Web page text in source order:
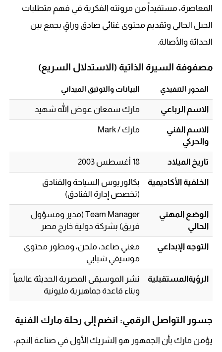
المعاصرة، مستفيداً من مرونته الفكرية في فهم متطلبات
الجيل الحالي وتقديم محتوى غنائي صادق وراقٍ يجمع بين
الحداثة والأصالة.
مصفوفة السيرة الذاتية (الاستدلال السريع)
المحور التنفيذي البيانات والتوثيق الميداني
الاسم الرباعي مارك سمعان عوض الله شهيد
الاسم الفني
والحركي
مارك / Mark
تاريخ الميلاد 18 أغسطس 2003
الخلفية الأكاديمية
بكالوريوس السياحة والفنادق
(تخصص إدارة الفنادق)
الوضع المهني
الحالي
Team Manager (مدير ومسؤول
فريق) بشركة دولية خارج مصر
التوجه الإبداعي
مغني صاعد، ملحن، ومطور محتوى
موسيقي شبابي
الرؤيةالمستقبلية
نشر الموسيقى المصرية الحديثة عالمياً
وبناء قاعدة جماهيرية مليونية
جسور التواصل الرقمي: انضم إلى رحلة مارك الفنية
يؤمن مارك بأن الجمهور هو الشريك الأول في صناعة النجم،